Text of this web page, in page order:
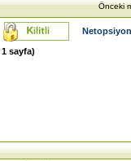
Önceki
1 sayfa)